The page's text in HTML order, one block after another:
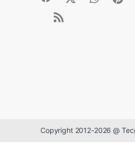
Copyright 2012-2026 @